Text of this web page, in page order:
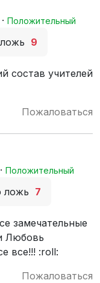
· Положительный
9
состав учителей
Пожаловаться
· Положительный
ложь 7
замечательные
Любовь
все!!! :roll:
Пожаловаться